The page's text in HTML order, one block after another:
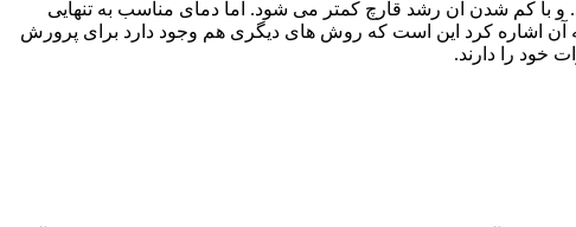
و با کم شدن آن رشد قارچ کمتر می شود. اما دمای مناسب به تنهایی
آن اشاره کرد این است که روش های دیگری هم وجود دارد برای پرورش
خود را دارند.